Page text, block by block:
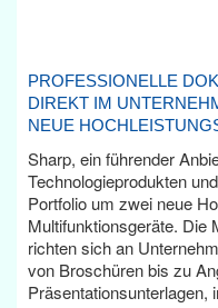
PROFESSIONELLE
DIREKT IM
NEUE
Sharp, ein führender
Technologieprodukten
Portfolio um zwei neue
Multifunktionsgeräte. Die
richten sich an
von Broschüren bis zu
Präsentationsunterlagen,